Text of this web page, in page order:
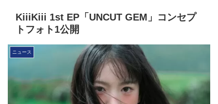
KiiiKiii 1st EP「UNCUT GEM」コンセプ
トフォト1公開
ニュース